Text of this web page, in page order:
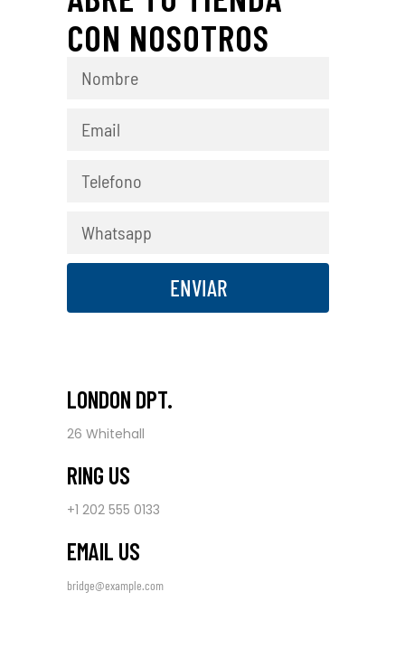
CON NOSOTROS
ENVIAR
LONDON DPT.
26 Whitehall
RING US
+1 202 555 0133
EMAIL US
bridge@example.com